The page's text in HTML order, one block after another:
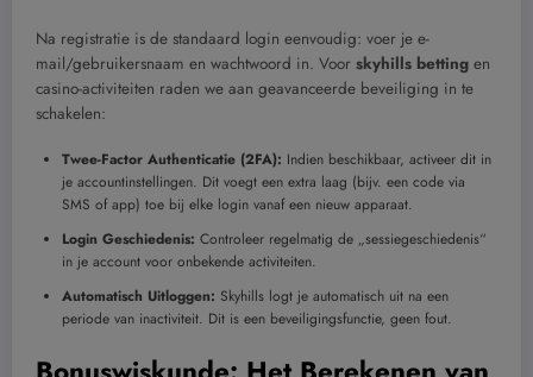
Na registratie is de standaard login eenvoudig: voer je e-
mail/gebruikersnaam en wachtwoord in. Voor skyhills betting en
casino-activiteiten raden we aan geavanceerde beveiliging in te
schakelen:
Twee-Factor Authenticatie (2FA): Indien beschikbaar, activeer dit in
je accountinstellingen. Dit voegt een extra laag (bijv. een code via
SMS of app) toe bij elke login vanaf een nieuw apparaat.
Login Geschiedenis: Controleer regelmatig de „sessiegeschiedenis“
in je account voor onbekende activiteiten.
Automatisch Uitloggen: Skyhills logt je automatisch uit na een
periode van inactiviteit. Dit is een beveiligingsfunctie, geen fout.